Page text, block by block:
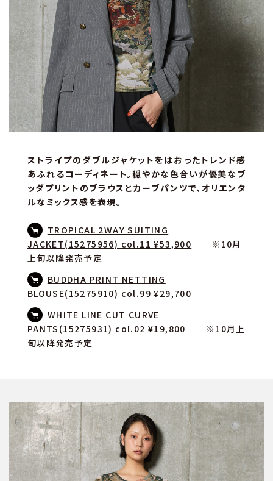
ストライプのダブルジャケットをはおったトレンド感
あふれるコーディネート。穏やかな色合いが優美なブ
ッダプリントのブラウスとカーブパンツで、オリエンタ
ルなミックス感を表現。
TROPICAL 2WAY SUITING
JACKET(15275956) col.11 ¥53,900
※10月
上旬以降発売予定
BUDDHA PRINT NETTING
BLOUSE(15275910) col.99 ¥29,700
WHITE LINE CUT CURVE
PANTS(15275931) col.02 ¥19,800
※10月上
旬以降発売予定